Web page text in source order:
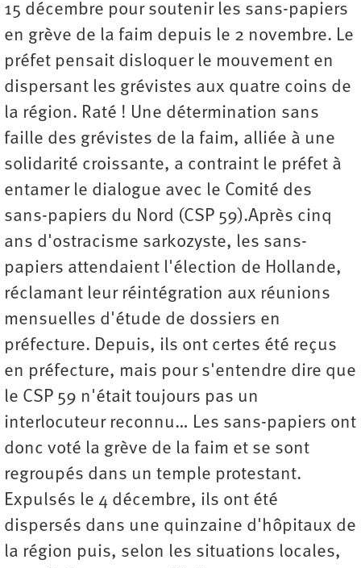
15 décembre pour soutenir les sans-papiers
en grève de la faim depuis le 2 novembre. Le
préfet pensait disloquer le mouvement en
dispersant les grévistes aux quatre coins de
la région. Raté ! Une détermination sans
faille des grévistes de la faim, alliée à une
solidarité croissante, a contraint le préfet à
entamer le dialogue avec le Comité des
sans-papiers du Nord (CSP 59).Après cinq
ans d'ostracisme sarkozyste, les sans-
papiers attendaient l'élection de Hollande,
réclamant leur réintégration aux réunions
mensuelles d'étude de dossiers en
préfecture. Depuis, ils ont certes été reçus
en préfecture, mais pour s'entendre dire que
le CSP 59 n'était toujours pas un
interlocuteur reconnu… Les sans-papiers ont
donc voté la grève de la faim et se sont
regroupés dans un temple protestant.
Expulsés le 4 décembre, ils ont été
dispersés dans une quinzaine d'hôpitaux de
la région puis, selon les situations locales,